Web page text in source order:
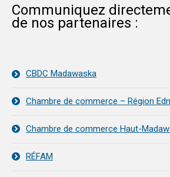
Communiquez
de nos partenaires :
CBDC Madawaska
Chambre de commerce – Région
Chambre de commerce Haut-
RÉFAM